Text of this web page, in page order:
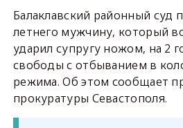
Балаклавский районный суд
летнего мужчину, который
ударил супругу ножом, на 2
свободы с отбыванием в
режима. Об этом сообщает
прокуратуры Севастополя.